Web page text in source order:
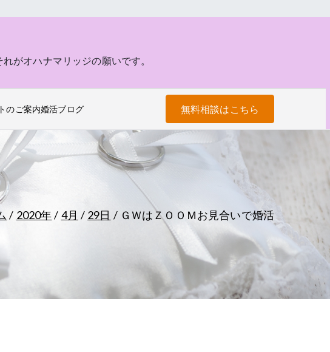
がオハナマリッジの願いです。
のご案内婚活ブログ 無料相談はこちら
2020年 4月 29日 ＧＷはＺＯＯＭお見合いで婚活